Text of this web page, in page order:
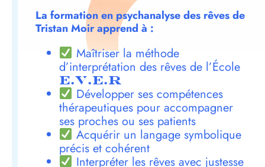
La formation en psychanalyse des rêves de
Tristan Moir apprend à :
Maîtriser la méthode
d’interprétation des rêves de l’École
E.V.E.R
Développer ses compétences
thérapeutiques pour accompagner
ses proches ou ses patients
Acquérir un langage symbolique
précis et cohérent
Interpréter les rêves avec justesse